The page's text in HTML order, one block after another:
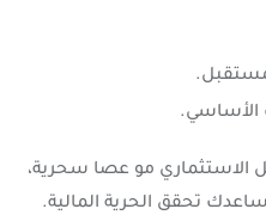
الأساسي.
الاستثماري مو عصا سحرية،
تحقق الحرية المالية.